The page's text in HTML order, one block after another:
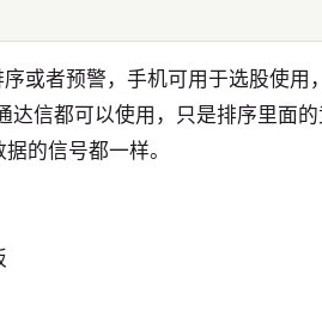
或者预警，手机可用于选股使用
信都可以使用，只是排序里面
的信号都一样。